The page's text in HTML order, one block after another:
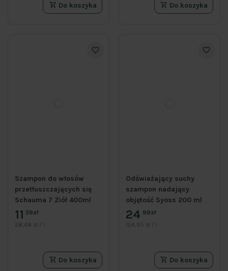
Do koszyka Do koszyka
Szampon do włosów
przetłuszczających się
Schauma 7 Ziół 400ml
11 39zł
28,48 zł / l
Do koszyka
Odświeżający suchy
szampon nadający
objętość Syoss 200 ml
24 99zł
124,95 zł / l
Do koszyka